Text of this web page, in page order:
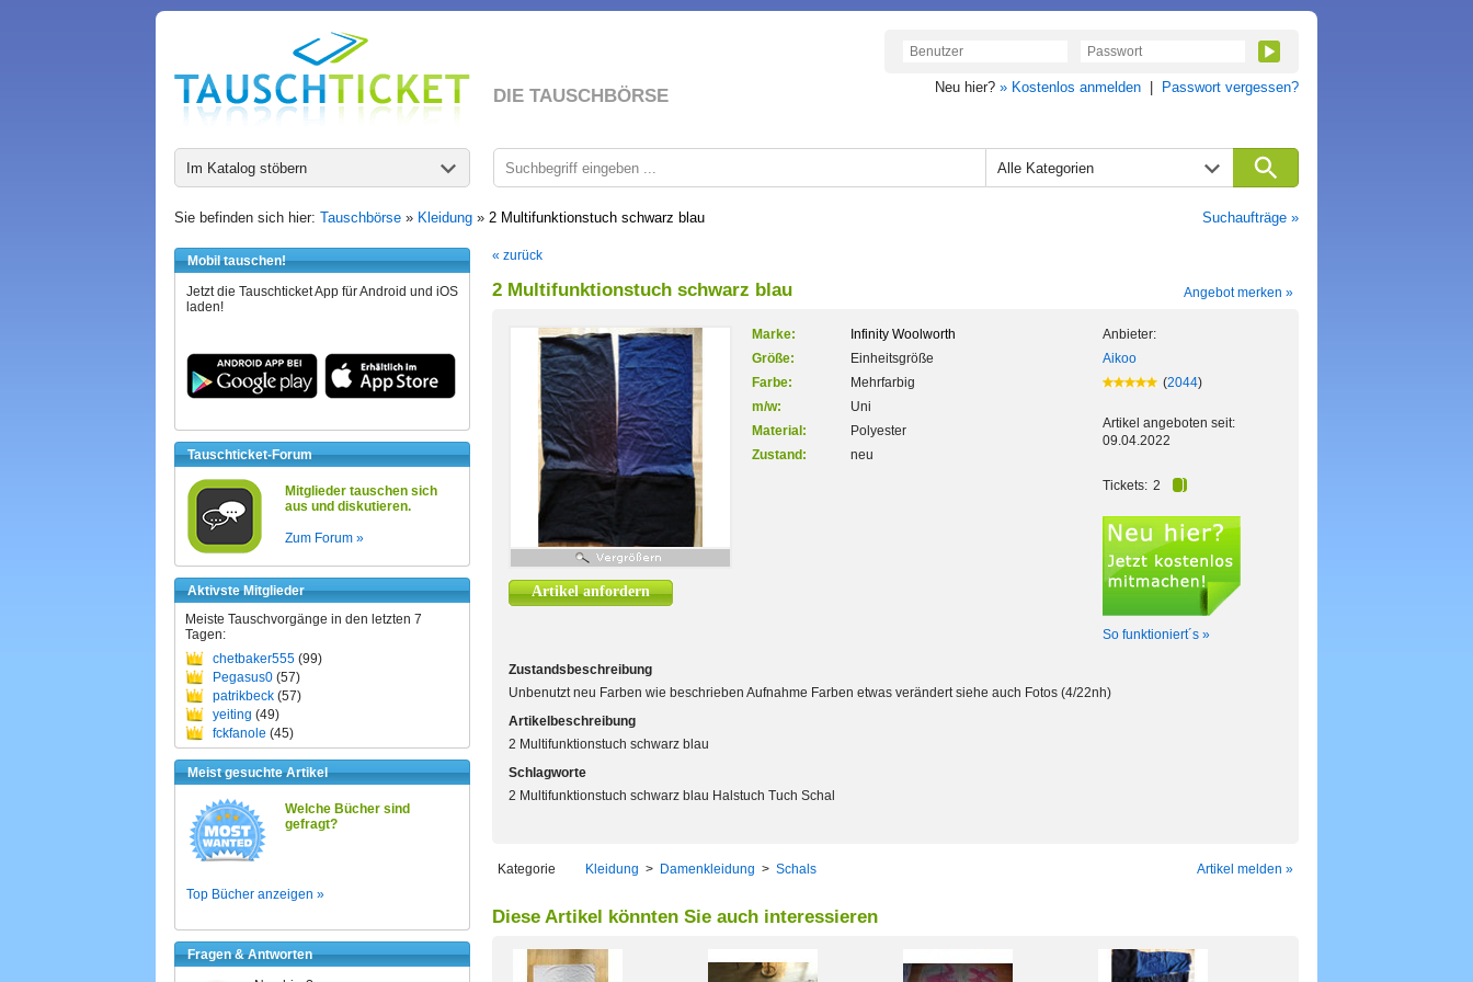
DIE TAUSCHBÖRSE Neu hier? » Kostenlos anmelden Passwort vergessen?
Im Katalog stöbern Alle Kategorien
Sie befinden sich hier: Tauschbörse » Kleidung » 2 Multifunktionstuch schwarz blau Suchaufträge »
Mobil tauschen!
Jetzt die Tauschticket App für Android und iOS
laden!
Tauschticket-Forum
Mitglieder tauschen sich
aus und diskutieren.
Zum Forum »
Aktivste Mitglieder
Meiste Tauschvorgänge in den letzten 7
Tagen:
chetbaker555 (99)
Pegasus0 (57)
patrikbeck (57)
yeiting (49)
fckfanole (45)
Meist gesuchte Artikel
Welche Bücher sind
gefragt?
Top Bücher anzeigen »
Fragen & Antworten
« zurück
2 Multifunktionstuch schwarz blau Angebot merken »
Artikel anfordern
Marke:
Infinity Woolworth
Größe:
Einheitsgröße
Farbe:
Mehrfarbig
m/w:
Uni
Material:
Polyester
Zustand:
neu
Anbieter:
Aikoo
(2044)
Artikel angeboten seit:
09.04.2022
Tickets: 2
So funktioniert´s »
Zustandsbeschreibung
Unbenutzt neu Farben wie beschrieben Aufnahme Farben etwas verändert siehe auch Fotos (4/22nh)
Artikelbeschreibung
2 Multifunktionstuch schwarz blau
Schlagworte
2 Multifunktionstuch schwarz blau Halstuch Tuch Schal
Kategorie Kleidung > Damenkleidung > Schals Artikel melden »
Diese Artikel könnten Sie auch interessieren